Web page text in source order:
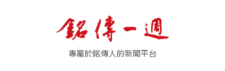
專屬於銘傳人的新聞平台